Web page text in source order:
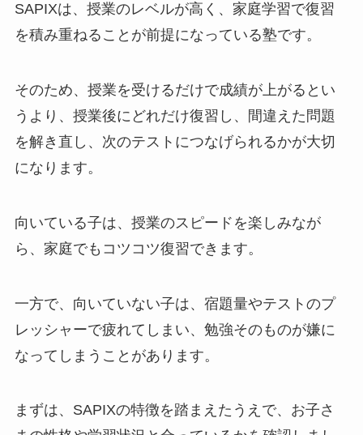
SAPIXは、授業のレベルが高く、家庭学習で復習
を積み重ねることが前提になっている塾です。
そのため、授業を受けるだけで成績が上がるとい
うより、授業後にどれだけ復習し、間違えた問題
を解き直し、次のテストにつなげられるかが大切
になります。
向いている子は、授業のスピードを楽しみなが
ら、家庭でもコツコツ復習できます。
一方で、向いていない子は、宿題量やテストのプ
レッシャーで疲れてしまい、勉強そのものが嫌に
なってしまうことがあります。
まずは、SAPIXの特徴を踏まえたうえで、お子さ